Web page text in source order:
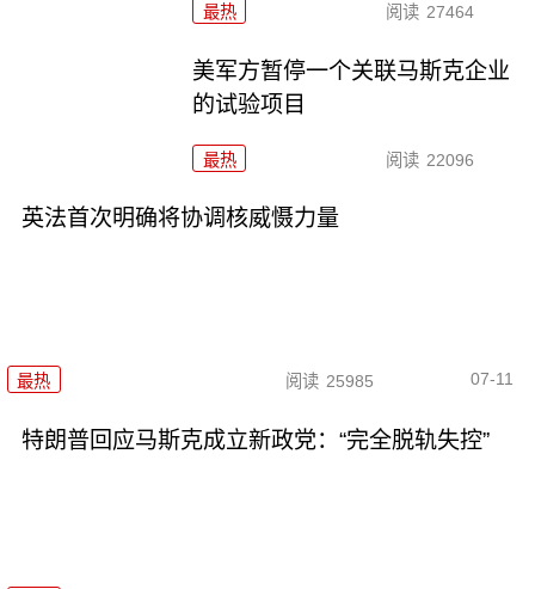
最热 阅读 27464
美军方暂停一个关联马斯克企业
的试验项目
最热 阅读 22096
英法首次明确将协调核威慑力量
最热 阅读 25985 07-11
特朗普回应马斯克成立新政党：“完全脱轨失控”